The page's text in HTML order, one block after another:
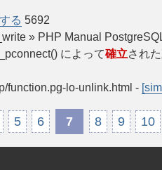
る 5692
» PHP Manual
によって確立され
function.pg-lo-unlink.html -
5 6 7 8 9 10